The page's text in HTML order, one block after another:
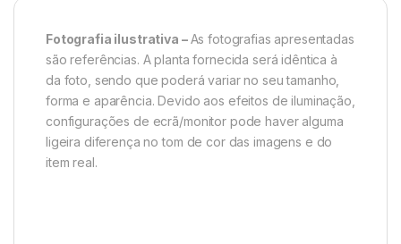
Fotografia ilustrativa –As fotografias apresentadas
são referências. A planta fornecida será idêntica à
da foto, sendo que poderá variar no seu tamanho,
forma e aparência. Devido aos efeitos de iluminação,
configurações de ecrã/monitor pode haver alguma
ligeira diferença no tom de cor das imagens e do
item real.